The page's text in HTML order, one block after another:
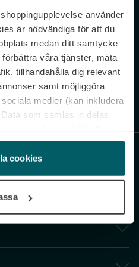
använder
är nödvändiga för att du
medan ditt samtycke
våra tjänster, mäta
tillhandahålla dig relevant
samt möjliggöra
medier (kan inkludera
som samlas in delas
samtliga cookies medan du
användningen av
samtycke när som helst.
cookies
du vår Integritetspolicy. Avprenumerera